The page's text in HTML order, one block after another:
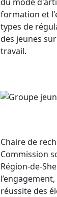
formation et
types de
des jeunes
travail.
Chaire de
Commission
Région-de-
réussite des